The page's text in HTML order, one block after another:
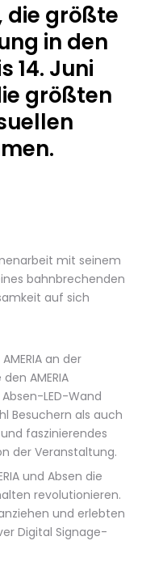
die größte
in den
14. Juni
größten
mit seinem
bahnbrechenden
auf sich
an der
AMERIA
LED-Wand
Besuchern als auch
faszinierendes
der Veranstaltung.
und Absen die
revolutionieren.
und erlebten
Digital Signage-